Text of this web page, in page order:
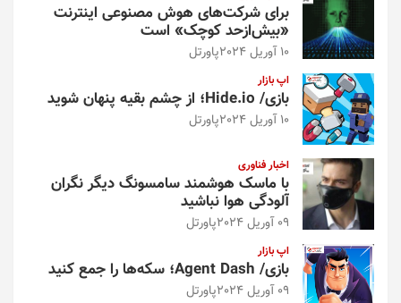
برای شرکت‌های هوش مصنوعی اینترنت
«بیش‌از‌حد کوچک» است
10 آوریل 2024 پاورتل
اپ بازار
بازی/ Hide.io؛ از چشم بقیه پنهان شوید
10 آوریل 2024 پاورتل
اخبار فناوری
با ماسک هوشمند سامسونگ دیگر نگران
آلودگی هوا نباشید
09 آوریل 2024 پاورتل
اپ بازار
بازی/ Agent Dash؛ سکه‌ها را جمع کنید
09 آوریل 2024 پاورتل